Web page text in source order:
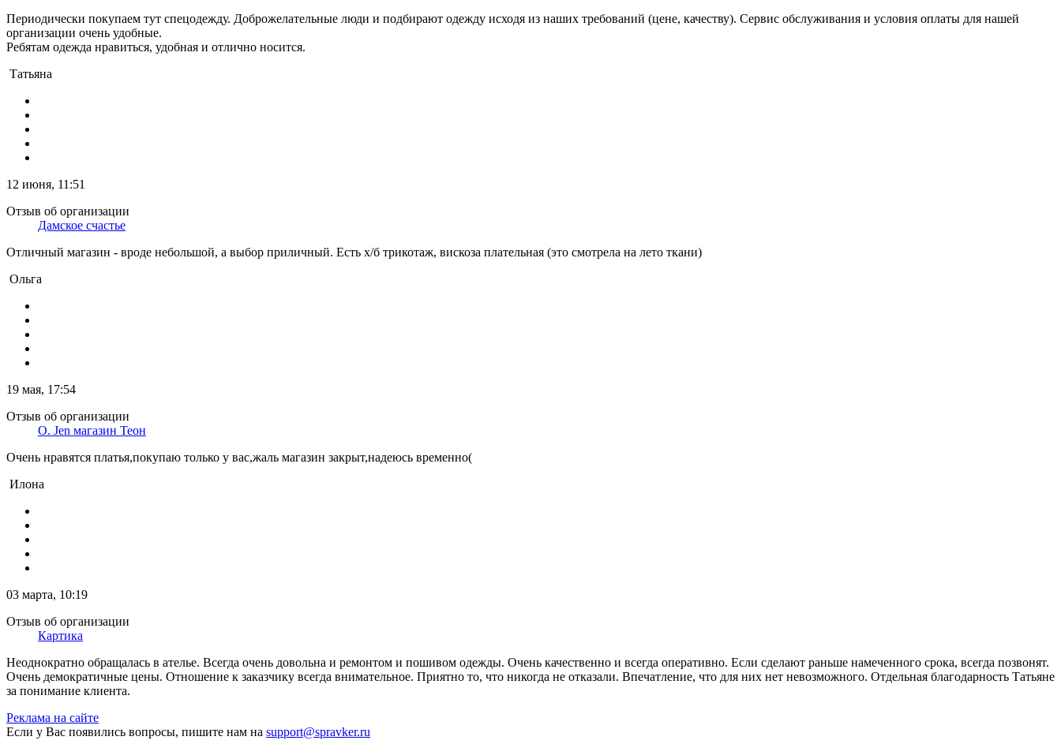
Периодически покупаем тут спецодежду. Доброжелательные люди и подбирают одежду исходя из наших требований (цене, качеству). Сервис обслуживания и условия оплаты для нашей
организации очень удобные.
Ребятам одежда нравиться, удобная и отлично носится.
Татьяна
12 июня, 11:51
Отзыв об организации
Дамское счастье
Отличный магазин - вроде небольшой, а выбор приличный. Есть х/б трикотаж, вискоза плательная (это смотрела на лето ткани)
Ольга
19 мая, 17:54
Отзыв об организации
O. Jen магазин Теон
Очень нравятся платья,покупаю только у вас,жаль магазин закрыт,надеюсь временно(
Илона
03 марта, 10:19
Отзыв об организации
Картика
Неоднократно обращалась в ателье. Всегда очень довольна и ремонтом и пошивом одежды. Очень качественно и всегда оперативно. Если сделают раньше намеченного срока, всегда позвонят.
Очень демократичные цены. Отношение к заказчику всегда внимательное. Приятно то, что никогда не отказали. Впечатление, что для них нет невозможного. Отдельная благодарность Татьяне
за понимание клиента.
Реклама на сайте
Если у Вас появились вопросы, пишите нам на support@spravker.ru